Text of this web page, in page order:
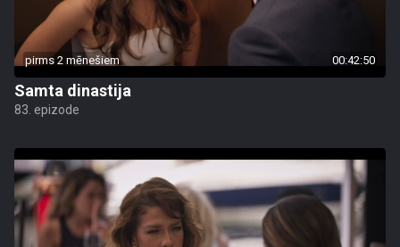
pirms 2 mēnešiem 00:42:50
Samta dinastija
83. epizode